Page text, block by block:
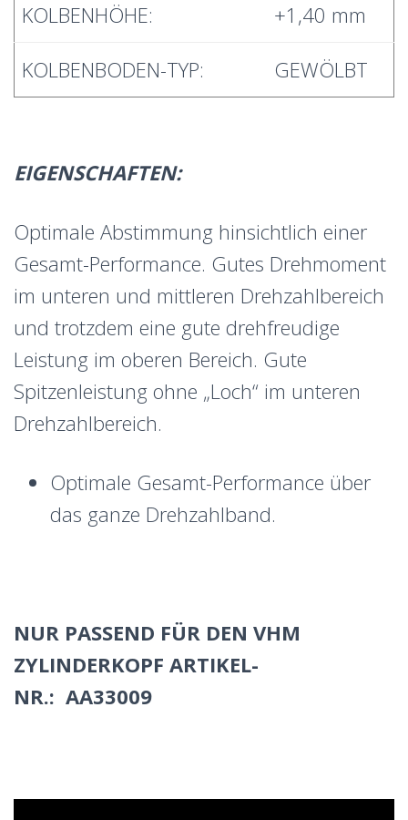
KOLBENHÖHE:
+1,40 mm
KOLBENBODEN-TYP:
GEWÖLBT
EIGENSCHAFTEN:
Optimale Abstimmung hinsichtlich einer
Gesamt-Performance. Gutes Drehmoment
im unteren und mittleren Drehzahlbereich
und trotzdem eine gute drehfreudige
Leistung im oberen Bereich. Gute
Spitzenleistung ohne „Loch“ im unteren
Drehzahlbereich.
Optimale Gesamt-Performance über
das ganze Drehzahlband.
NUR PASSEND FÜR DEN VHM
ZYLINDERKOPF ARTIKEL-
NR.: AA33009